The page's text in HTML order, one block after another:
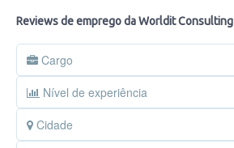
Reviews de emprego da Worldit Consulting
Cargo
Nível de experiência
Cidade